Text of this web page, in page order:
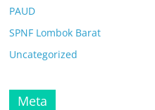
PAUD
SPNF Lombok Barat
Uncategorized
Meta